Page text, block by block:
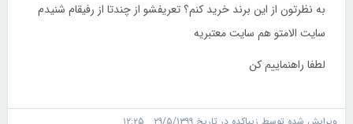
به نظرتون از این برند خرید کنم؟ تعریفشو از چندتا از رفیقام شنیدم
سایت الامتو هم سایت معتبریه
لطفا راهنماییم کن